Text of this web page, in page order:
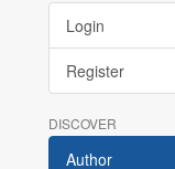
Login
Register
DISCOVER
Author